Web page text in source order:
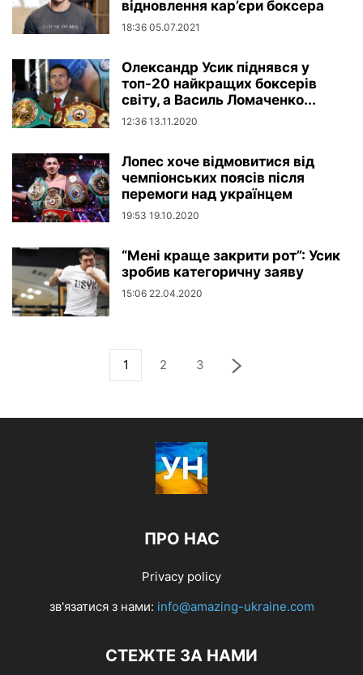
відновлення кар’єри боксера
18:36 05.07.2021
Олександр Усик піднявся у
топ-20 найкращих боксерів
світу, а Василь Ломаченко...
12:36 13.11.2020
Лопес хоче відмовитися від
чемпіонських поясів після
перемоги над українцем
19:53 19.10.2020
“Мені краще закрити рот”: Усик
зробив категоричну заяву
15:06 22.04.2020
1 2 3
ПРО НАС
Privacy policy
зв'язатися з нами: info@amazing-ukraine.com
СТЕЖТЕ ЗА НАМИ